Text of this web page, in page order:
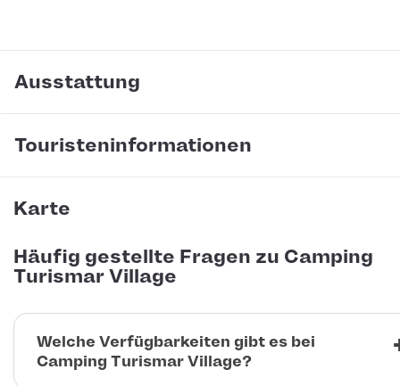
Ausstattung
Touristeninformationen
Karte
Häufig gestellte Fragen zu Camping
Turismar Village
Welche Verfügbarkeiten gibt es bei
Camping Turismar Village?